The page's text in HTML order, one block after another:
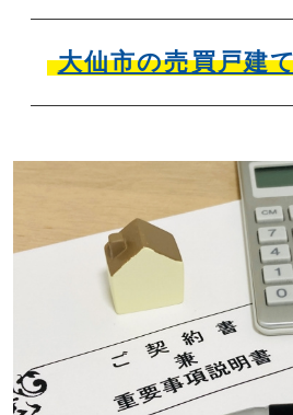
大仙市の売買戸建